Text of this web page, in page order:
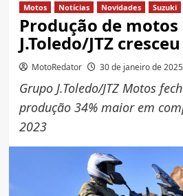
Motos
Notícias Novidades Suzuki
Produção de motos
J.Toledo/JTZ
MotoRedator 30 de janeiro de 2025
Grupo J.Toledo/JTZ Motos
produção 34% maior em
2023